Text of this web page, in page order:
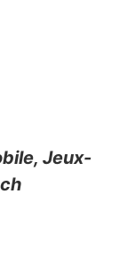
Jeux-